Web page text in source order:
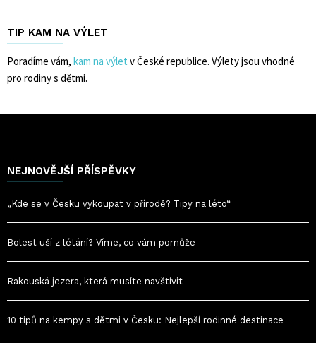
TIP KAM NA VÝLET
Poradíme vám, kam na výlet v České republice. Výlety jsou vhodné
pro rodiny s dětmi.
NEJNOVĚJŠÍ PŘÍSPĚVKY
„Kde se v Česku vykoupat v přírodě? Tipy na léto“
Bolest uší z létání? Víme, co vám pomůže
Rakouská jezera, která musíte navštívit
10 tipů na kempy s dětmi v Česku: Nejlepší rodinné destinace